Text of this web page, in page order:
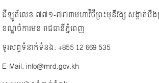
ដីឡូត៍លេខ ៧៧១-៧៧៣មហាវិថីព្រះមុនីវង្ស សង្កាត់បឹង
ខណ្ឌចំការមន រាជធានីភ្នំពេញ
ទូរសព្ទទំនាក់ទំនង: +855 12 669 535
E-Mail: info@mrd.gov.kh